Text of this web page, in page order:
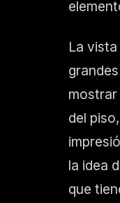
La
del
la idea
que